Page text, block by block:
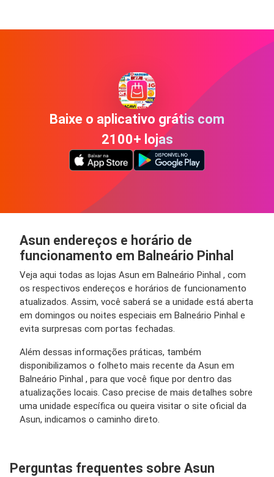
Baixe o aplicativo grátis com
2100+ lojas
Asun endereços e horário de
funcionamento em Balneário Pinhal
Veja aqui todas as lojas Asun em Balneário Pinhal , com
os respectivos endereços e horários de funcionamento
atualizados. Assim, você saberá se a unidade está aberta
em domingos ou noites especiais em Balneário Pinhal e
evita surpresas com portas fechadas.
Além dessas informações práticas, também
disponibilizamos o folheto mais recente da Asun em
Balneário Pinhal , para que você fique por dentro das
atualizações locais. Caso precise de mais detalhes sobre
uma unidade específica ou queira visitar o site oficial da
Asun, indicamos o caminho direto.
Perguntas frequentes sobre Asun